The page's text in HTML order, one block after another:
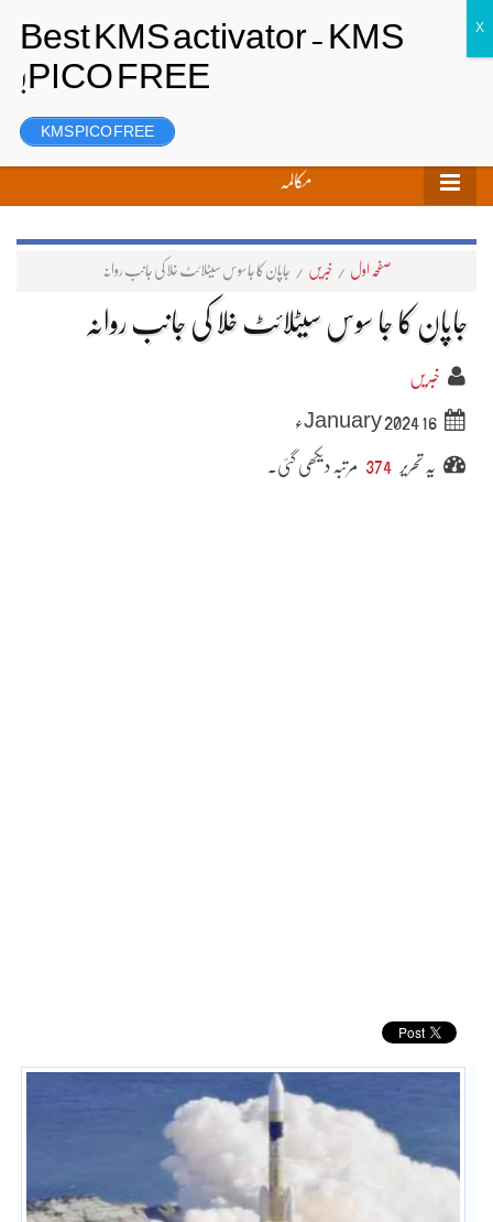
رجسٹر
مکالمہ
صفحہ اول / خبریں / جاپان کا جا سوس سیٹلائٹ خلا کی جانب روانہ
جاپان کا جا سوس سیٹلائٹ خلا کی جانب روانہ
خبریں
16 January 2024ء
یہ تحریر 374 مرتبہ دیکھی گئی۔
KMS PICO FREE